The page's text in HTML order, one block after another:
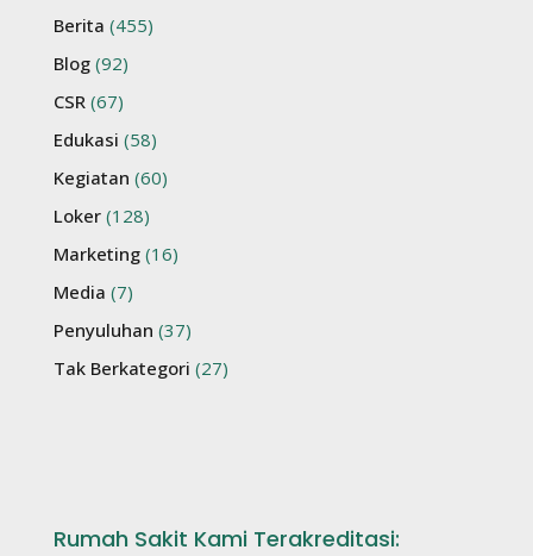
Berita (455)
Blog (92)
CSR (67)
Edukasi (58)
Kegiatan (60)
Loker (128)
Marketing (16)
Media (7)
Penyuluhan (37)
Tak Berkategori (27)
Rumah Sakit Kami Terakreditasi: